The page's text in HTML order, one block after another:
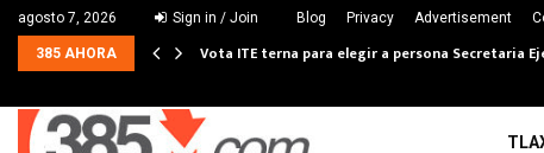
agosto 7, 2026 Sign in / Join Blog Privacy Advertisement
385 AHORA Vota ITE terna para elegir a persona Secretaria